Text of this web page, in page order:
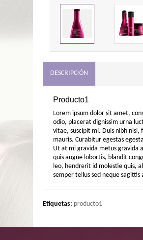
DESCRIPCIÓN
Producto1
Lorem ipsum dolor sit amet,
odio, placerat dignissim urna
vitae, suscipit mi. Duis nibh
mauris. Curabitur egestas
Ut at mi gravida metus gravida
quis augue lobortis, blandit
leo, hendrerit id molestie quis,
semper tellus sed neque
Etiquetas: producto1